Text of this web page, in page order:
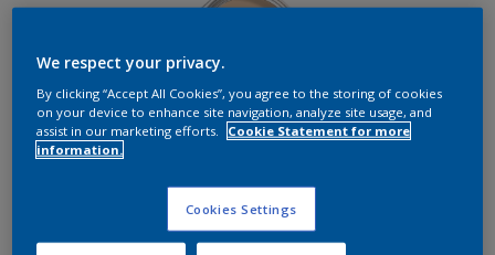
Produkte in diesem Farbton finden
We respect your privacy.
By clicking “Accept All Cookies”, you agree to the storing of cookies
on your device to enhance site navigation, analyze site usage, and
assist in our marketing efforts.
Cookie Statement for more
information.
Cookies Settings